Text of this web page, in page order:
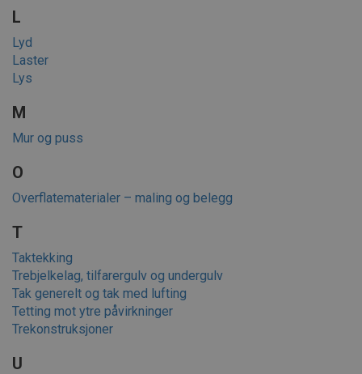
L
Lyd
Laster
Lys
M
Mur og puss
O
Overflatematerialer – maling og belegg
T
Taktekking
Trebjelkelag, tilfarergulv og undergulv
Tak generelt og tak med lufting
Tetting mot ytre påvirkninger
Trekonstruksjoner
U